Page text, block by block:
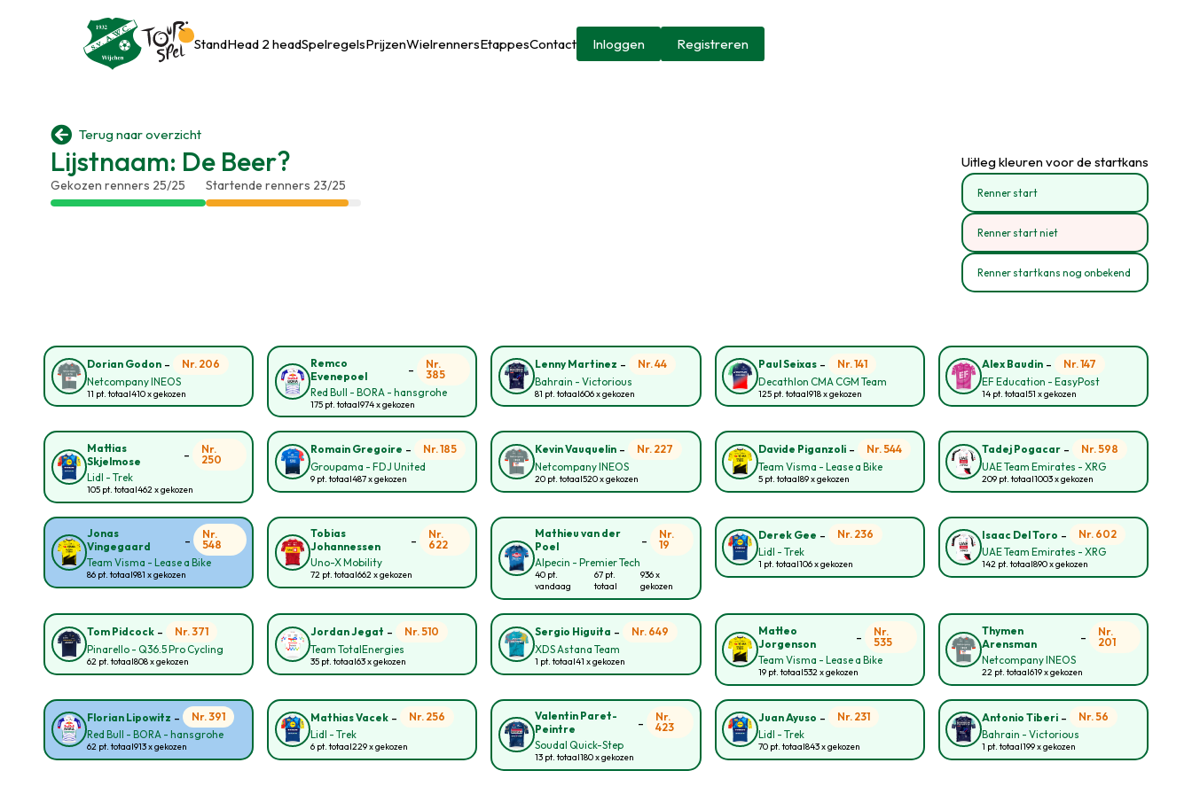
StandHead 2 headSpelregelsPrijzenWielrennersEtappesContact Inloggen Registreren
 Terug naar overzicht
Lijstnaam: De Beer?
Gekozen renners 25/25 Startende renners 23/25
Uitleg kleuren voor de startkans
Renner start
Renner start niet
Renner startkans nog onbekend
Dorian Godon -
Nr. 206
Netcompany INEOS
11 pt. totaal410 x gekozen
Remco
Evenepoel
-
Nr.
385
Red Bull - BORA - hansgrohe
175 pt. totaal974 x gekozen
Lenny Martinez -
Nr. 44
Bahrain - Victorious
81 pt. totaal606 x gekozen
Paul Seixas-
Nr. 141
Decathlon CMA CGM Team
125 pt. totaal918 x gekozen
Alex Baudin-
Nr. 147
EF Education - EasyPost
14 pt. totaal51 x gekozen
Mattias
Skjelmose
-
Nr.
250
Lidl - Trek
105 pt. totaal462 x gekozen
Romain Gregoire -
Nr. 185
Groupama - FDJ United
9 pt. totaal487 x gekozen
Kevin Vauquelin-
Nr. 227
Netcompany INEOS
20 pt. totaal520 x gekozen
Davide Piganzoli-
Nr. 544
Team Visma - Lease a Bike
5 pt. totaal89 x gekozen
Tadej Pogacar-
Nr. 598
UAE Team Emirates - XRG
209 pt. totaal1003 x gekozen
Jonas
Vingegaard
-
Nr.
548
Team Visma - Lease a Bike
86 pt. totaal981 x gekozen
Tobias
Johannessen
-
Nr.
622
Uno-X Mobility
72 pt. totaal662 x gekozen
Mathieu van der
Poel
-
Nr.
19
Alpecin - Premier Tech
40 pt.
vandaag
67 pt.
totaal
936 x
gekozen
Derek Gee -
Nr. 236
Lidl - Trek
1 pt. totaal106 x gekozen
Isaac Del Toro -
Nr. 602
UAE Team Emirates - XRG
142 pt. totaal890 x gekozen
Tom Pidcock -
Nr. 371
Pinarello - Q36.5 Pro Cycling
62 pt. totaal808 x gekozen
Jordan Jegat -
Nr. 510
Team TotalEnergies
35 pt. totaal63 x gekozen
Sergio Higuita -
Nr. 649
XDS Astana Team
1 pt. totaal41 x gekozen
Matteo
Jorgenson
-
Nr.
535
Team Visma - Lease a Bike
19 pt. totaal532 x gekozen
Thymen
Arensman
-
Nr.
201
Netcompany INEOS
22 pt. totaal619 x gekozen
Florian Lipowitz -
Nr. 391
Red Bull - BORA - hansgrohe
62 pt. totaal913 x gekozen
Mathias Vacek -
Nr. 256
Lidl - Trek
6 pt. totaal229 x gekozen
Valentin Paret-
Peintre
-
Nr.
423
Soudal Quick-Step
13 pt. totaal180 x gekozen
Juan Ayuso -
Nr. 231
Lidl - Trek
70 pt. totaal843 x gekozen
Antonio Tiberi-
Nr. 56
Bahrain - Victorious
1 pt. totaal199 x gekozen